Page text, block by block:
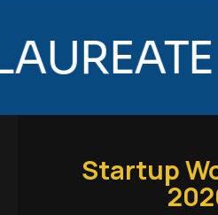
Startup